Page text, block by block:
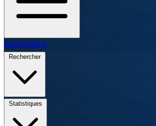
Dashboard
Rechercher
Statistiques